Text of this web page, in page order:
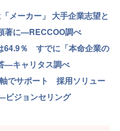
メーカー」 大手企業志望と
著に—RECCOO調べ
64.9％ すでに「本命企業の
—キャリタス調べ
でサポート 採用ソリュー
ビジョンセリング